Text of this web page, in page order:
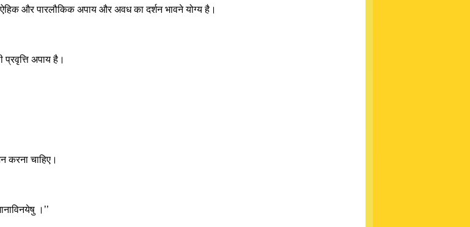
में ऐहिक और पारलौकिक अपाय और अवध का दर्शन भावने योग्य है।
अपाय है।
करना चाहिए।
।’’